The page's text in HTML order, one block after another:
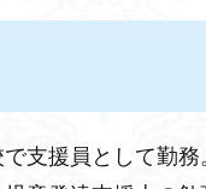
支援員として勤